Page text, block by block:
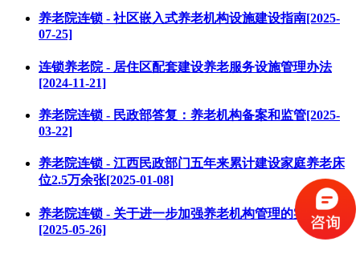
养老院连锁 - 社区嵌入式养老机构设施建设指南[2025-
07-25]
连锁养老院 - 居住区配套建设养老服务设施管理办法
[2024-11-21]
养老院连锁 - 民政部答复：养老机构备案和监管[2025-
03-22]
养老院连锁 - 江西民政部门五年来累计建设家庭养老床
位2.5万余张[2025-01-08]
养老院连锁 - 关于进一步加强养老机构管理的实施意见
[2025-05-26]